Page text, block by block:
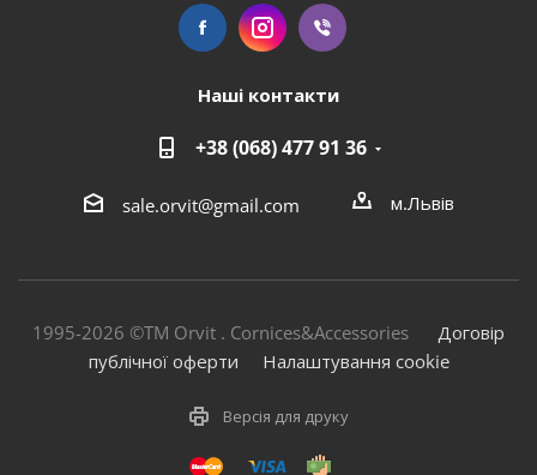
Наші контакти
+38 (068) 477 91 36
sale.orvit@gmail.com м.Львів
1995-2026 ©TM Orvit . Cornices&Accessories Договір
публічної оферти
Налаштування cookie
Версія для друку